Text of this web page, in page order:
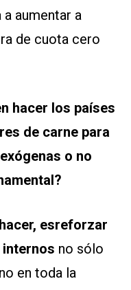
aumentar a
de cuota cero
hacer los países
de carne para
o no
esreforzar
no sólo
en toda la